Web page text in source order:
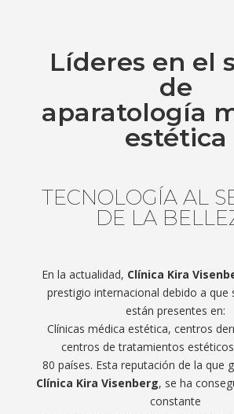
Líderes en el
de
aparatología
estética
TECNOLOGÍA AL
DE LA
En la actualidad, Clínica Kira
prestigio internacional debido a que
están presentes en:
Clínicas médica estética, centros
centros de tratamientos
80 países. Esta reputación de la que
Clínica Kira Visenberg, se ha
constante